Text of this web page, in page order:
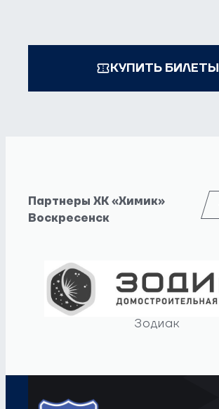
КУПИТЬ БИЛЕТЫ
Партнеры ХК «Химик»
Воскресенск
Зодиак